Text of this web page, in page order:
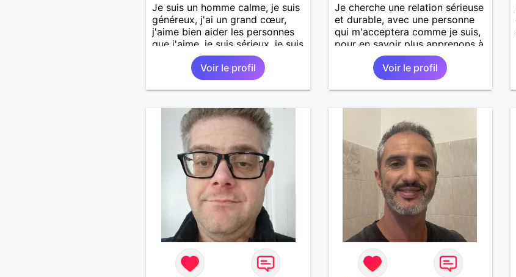
Je suis un homme calme, je suis
généreux, j'ai un grand cœur,
j'aime bien aider les personnes
que j'aime, je suis sérieux, je suis
sincère, je suis honnête, j'aime
pas qu'on joue avec moi et
j'aime pas les mensonges. Je
cherche une relation amoureuse
Voir le profil
Je cherche une relation sérieuse
et durable, avec une personne
qui m'acceptera comme je suis,
pour en savoir plus apprenons à
nous connaître 🙂
Voir le profil